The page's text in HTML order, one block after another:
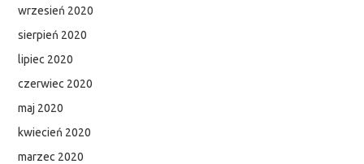
wrzesień 2020
sierpień 2020
lipiec 2020
czerwiec 2020
maj 2020
kwiecień 2020
marzec 2020